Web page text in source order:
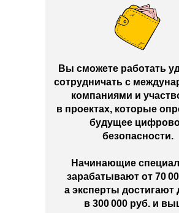
Вы сможете работать
сотрудничать с
компаниями и
в проектах, которые
будущее
безопасности.
Начинающие
зарабатывают от 70
а эксперты достигают
в 300 000 руб. и